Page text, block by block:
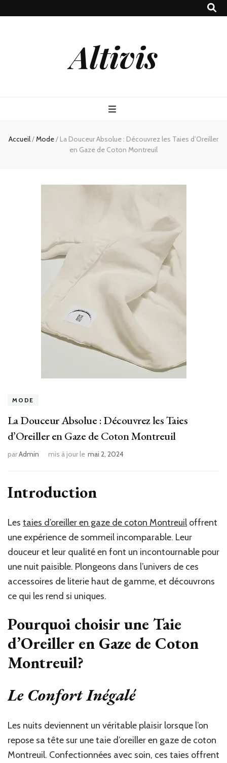
Altivis
Accueil/Mode/ La Douceur Absolue : Découvrez les Taies d’Oreiller
en Gaze de Coton Montreuil
MODE
La Douceur Absolue : Découvrez les Taies
d’Oreiller en Gaze de Coton Montreuil
parAdmin mis à jour le mai 2, 2024
Introduction
Les taies d’oreiller en gaze de coton Montreuil offrent
une expérience de sommeil incomparable. Leur
douceur et leur qualité en font un incontournable pour
une nuit paisible. Plongeons dans l’univers de ces
accessoires de literie haut de gamme, et découvrons
ce qui les rend si uniques.
Pourquoi choisir une Taie
d’Oreiller en Gaze de Coton
Montreuil?
Le Confort Inégalé
Les nuits deviennent un véritable plaisir lorsque l’on
repose sa tête sur une taie d’oreiller en gaze de coton
Montreuil. Confectionnées avec soin, ces taies offrent